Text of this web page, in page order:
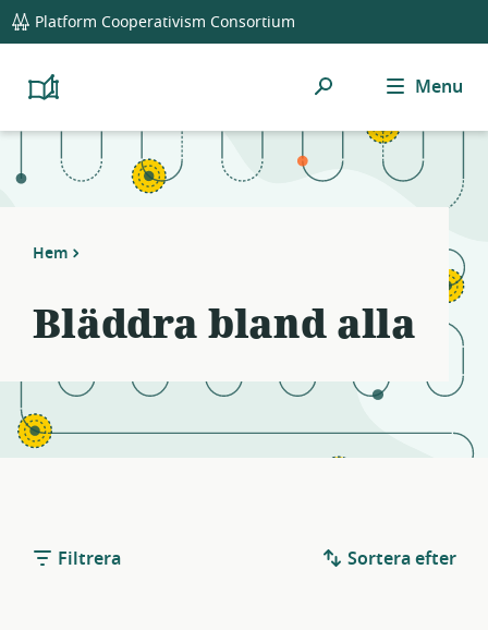
global
navigation
Platform Cooperativism Consortium
Platform
Resource
Sök Menu
Hem
Bläddra bland alla
Filtrera Sortera efter
Notifications
21
filters
Resource